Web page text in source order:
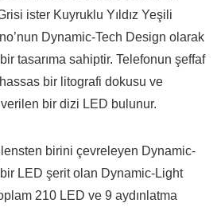
ister Kuyruklu Yıldız Yeşili
Dynamic-Tech Design olarak
bir tasarıma sahiptir. Telefonun şeffaf
bir litografi dokusu ve
verilen bir dizi LED bulunur.
birini çevreleyen Dynamic-
LED şerit olan Dynamic-Light
210 LED ve 9 aydınlatma